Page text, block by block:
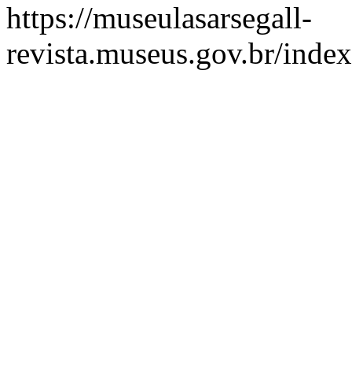
https://museulasarsegall-
revista.museus.gov.br/